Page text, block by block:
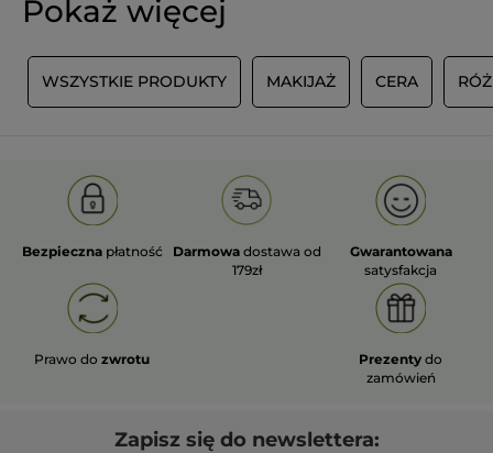
Pokaż więcej
WSZYSTKIE PRODUKTY MAKIJAŻ CERA
Bezpieczna płatność Darmowa dostawa od
179zł
Gwarantowana
satysfakcja
Prawo dozwrotu Prezenty do
zamówień
Zapisz się do newslettera: